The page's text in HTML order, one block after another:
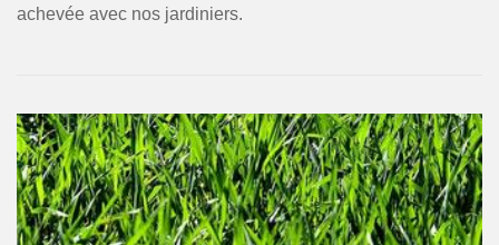
achevée avec nos jardiniers.